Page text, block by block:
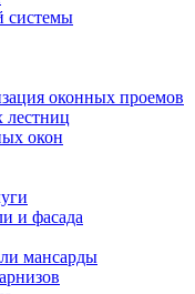
системы
оконных проемов
лестниц
окон
и фасада
мансарды